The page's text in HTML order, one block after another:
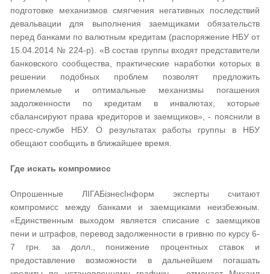
подготовке механизмов смягчения негативных последствий
девальвации для выполнения заемщиками обязательств
перед банками по валютным кредитам (распоряжение НБУ от
15.04.2014 № 224-р). «В состав группы входят представители
банковского сообщества, практические наработки которых в
решении подобных проблем позволят предложить
приемлемые и оптимальные механизмы погашения
задолженности по кредитам в инвалютах, которые
сбалансируют права кредиторов и заемщиков», - пояснили в
пресс-службе НБУ. О результатах работы группы в НБУ
обещают сообщить в ближайшее время.
Где искать компромисс
Опрошенные ЛІГАБізнесІнформ эксперты считают
компромисс между банками и заемщиками неизбежным.
«Единственным выходом является списание с заемщиков
пени и штрафов, перевод задолженности в гривню по курсу 6-
7 грн. за долл., понижение процентных ставок и
предоставление возможности в дальнейшем погашать